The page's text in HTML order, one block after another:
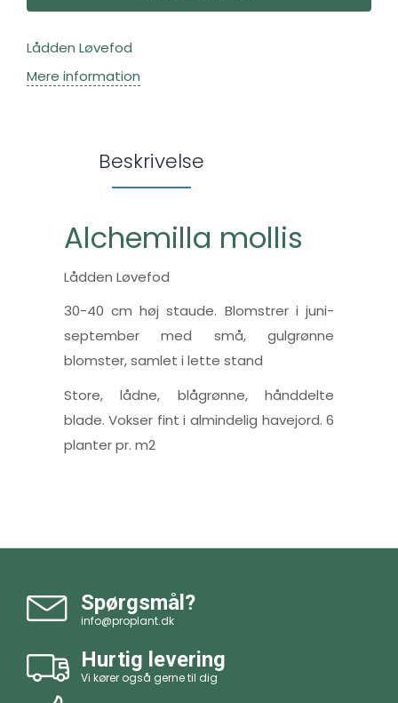
Lådden Løvefod
Mere information
Beskrivelse
Alchemilla mollis
Lådden Løvefod
30-40 cm høj staude. Blomstrer i juni-
september med små, gulgrønne
blomster, samlet i lette stand
Store, lådne, blågrønne, hånddelte
blade. Vokser fint i almindelig havejord. 6
planter pr. m2
Spørgsmål?
info@proplant.dk
Hurtig levering
Vi kører også gerne til dig